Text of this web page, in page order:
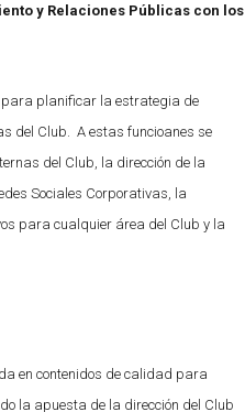
y Relaciones Públicas con los
para planificar la estrategia de
del Club. A estas funcioanes se
del Club, la dirección de la
Sociales Corporativas, la
para cualquier área del Club y la
en contenidos de calidad para
la apuesta de la dirección del Club